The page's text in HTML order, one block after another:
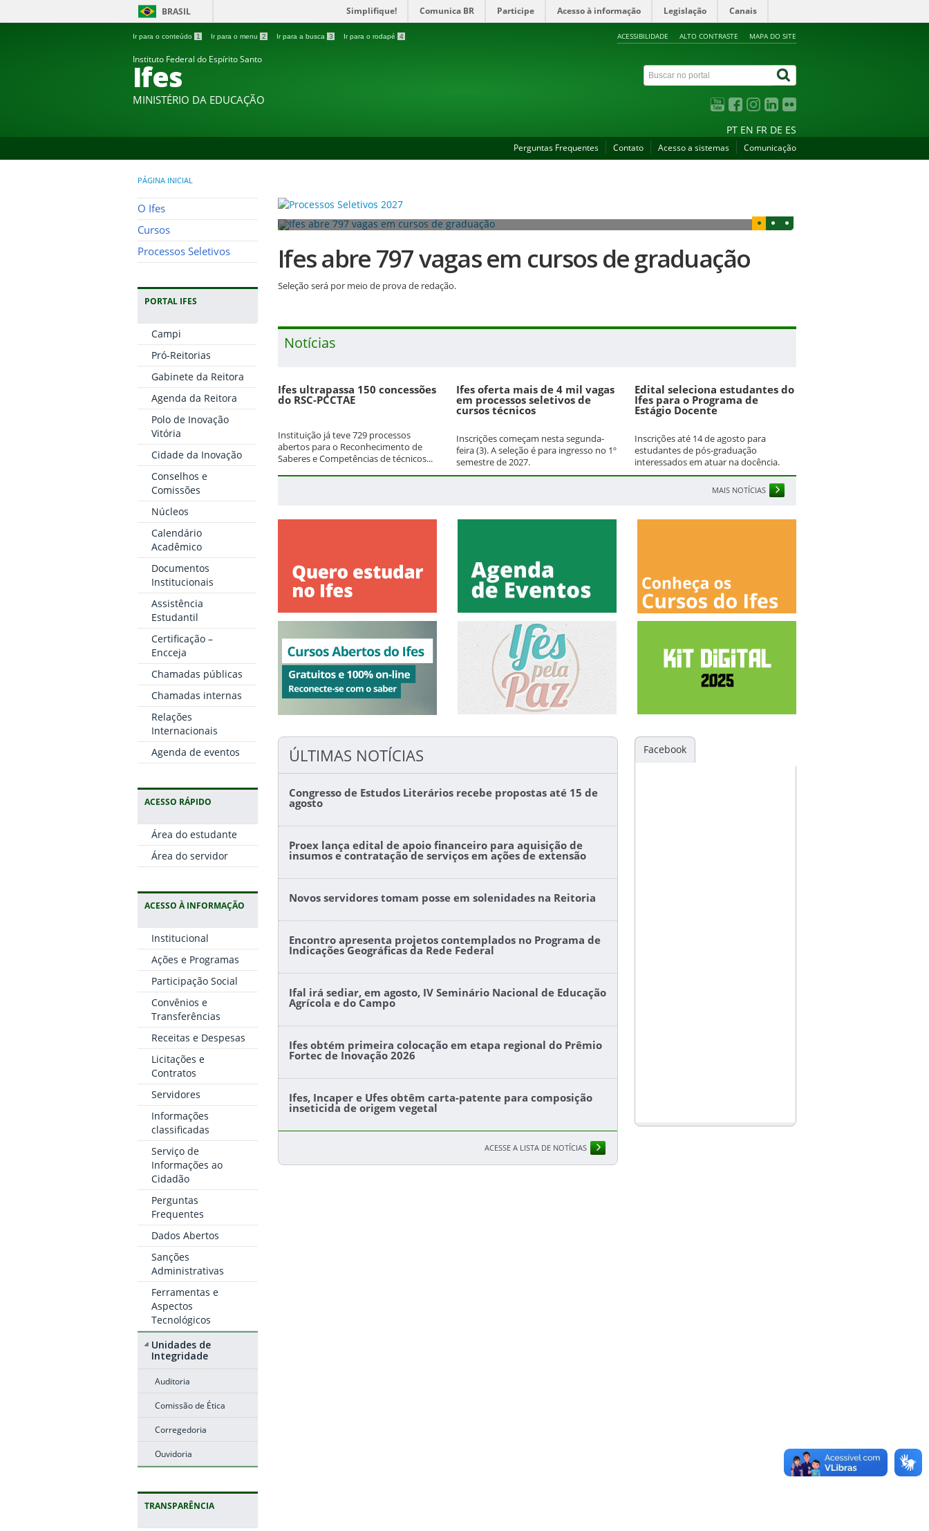
BRASIL Simplifique! Comunica BR Participe Acesso à informação Legislação Canais
Ir para o conteúdo 1 Ir para o menu 2 Ir para a busca 3 Ir para o rodapé 4 ACESSIBILIDADE ALTO CONTRASTE MAPA DO SITE
Instituto Federal do Espírito Santo
Ifes
MINISTÉRIO DA EDUCAÇÃO
PT EN FR DE ES
Perguntas Frequentes Contato Acesso a sistemas Comunicação
PÁGINA INICIAL
O Ifes
Cursos
Processos Seletivos
PORTAL IFES
Campi
Pró-Reitorias
Gabinete da Reitora
Agenda da Reitora
Polo de Inovação
Vitória
Cidade da Inovação
Conselhos e
Comissões
Núcleos
Calendário
Acadêmico
Documentos
Institucionais
Assistência
Estudantil
Certificação –
Encceja
Chamadas públicas
Chamadas internas
Relações
Internacionais
Agenda de eventos
ACESSO RÁPIDO
Área do estudante
Área do servidor
ACESSO À INFORMAÇÃO
Institucional
Ações e Programas
Participação Social
Convênios e
Transferências
Receitas e Despesas
Licitações e
Contratos
Servidores
Informações
classificadas
Serviço de
Informações ao
Cidadão
Perguntas
Frequentes
Dados Abertos
Sanções
Administrativas
Ferramentas e
Aspectos
Tecnológicos
Unidades de
Integridade
Auditoria
Comissão de Ética
Corregedoria
Ouvidoria
TRANSPARÊNCIA
Ifes abre 797 vagas em cursos de graduação
Seleção será por meio de prova de redação.
Notícias
Ifes ultrapassa 150 concessões
do RSC-PCCTAE
Instituição já teve 729 processos
abertos para o Reconhecimento de
Saberes e Competências de técnicos...
Ifes oferta mais de 4 mil vagas
em processos seletivos de
cursos técnicos
Inscrições começam nesta segunda-
feira (3). A seleção é para ingresso no 1º
semestre de 2027.
Edital seleciona estudantes do
Ifes para o Programa de
Estágio Docente
Inscrições até 14 de agosto para
estudantes de pós-graduação
interessados em atuar na docência.
MAIS NOTÍCIAS
ÚLTIMAS NOTÍCIAS
Congresso de Estudos Literários recebe propostas até 15 de
agosto
Proex lança edital de apoio financeiro para aquisição de
insumos e contratação de serviços em ações de extensão
Novos servidores tomam posse em solenidades na Reitoria
Encontro apresenta projetos contemplados no Programa de
Indicações Geográficas da Rede Federal
Ifal irá sediar, em agosto, IV Seminário Nacional de Educação
Agrícola e do Campo
Ifes obtém primeira colocação em etapa regional do Prêmio
Fortec de Inovação 2026
Ifes, Incaper e Ufes obtêm carta-patente para composição
inseticida de origem vegetal
ACESSE A LISTA DE NOTÍCIAS
Facebook